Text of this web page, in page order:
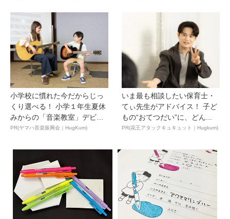
小学校に慣れた今だからじっ
くり選べる！ 小学１年生夏休
みからの「音楽教室」デビ
ュ...
PR(ヤマハ音楽振興会｜HugKum)
いま最も相談したい保育士・
てぃ先生がアドバイス！ 子ど
もの“おてつだい”に、どん...
PR(花王アタックキュキュット｜Hugkum)